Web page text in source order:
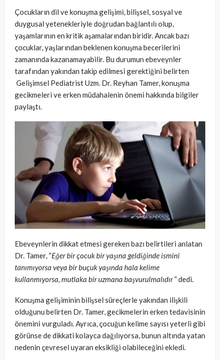
Çocukların dil ve konuşma gelişimi, bilişsel, sosyal ve
duygusal yetenekleriyle doğrudan bağlantılı olup,
yaşamlarının en kritik aşamalarından biridir. Ancak bazı
çocuklar, yaşlarından beklenen konuşma becerilerini
zamanında kazanamayabilir. Bu durumun ebeveynler
tarafından yakından takip edilmesi gerektiğini belirten
Gelişimsel Pediatrist Uzm. Dr. Reyhan Tamer, konuşma
gecikmeleri ve erken müdahalenin önemi hakkında bilgiler
paylaştı.
Ebeveynlerin dikkat etmesi gereken bazı belirtileri anlatan
Dr. Tamer, “Eğer bir çocuk bir yaşına geldiğinde ismini
tanımıyorsa veya bir buçuk yaşında hala kelime
kullanmıyorsa, mutlaka bir uzmana başvurulmalıdır” dedi.
Konuşma gelişiminin bilişsel süreçlerle yakından ilişkili
olduğunu belirten Dr. Tamer, gecikmelerin erken tedavisinin
önemini vurguladı. Ayrıca, çocuğun kelime sayısı yeterli gibi
görünse de dikkati kolayca dağılıyorsa, bunun altında yatan
nedenin çevresel uyaran eksikliği olabileceğini ekledi.